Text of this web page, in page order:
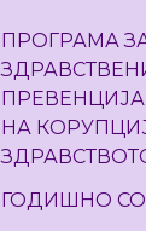
c
h
f
o
r
ПРОГРАМА
НА
ГОДИШНО